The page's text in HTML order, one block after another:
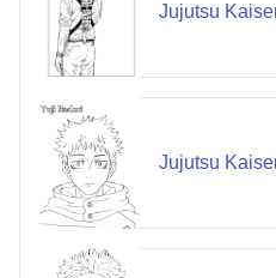
Jujutsu
Jujutsu